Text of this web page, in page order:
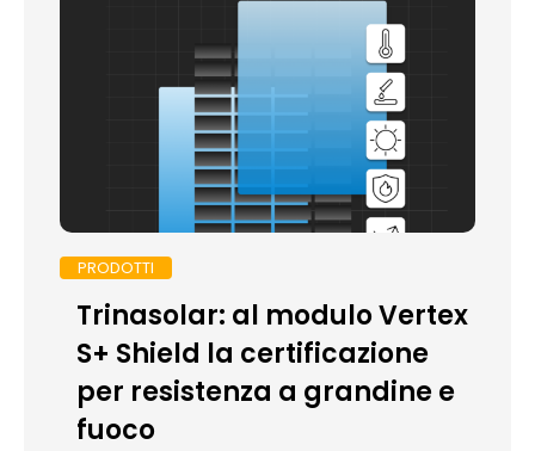
PRODOTTI
Trinasolar: al modulo Vertex
S+ Shield la certificazione
per resistenza a grandine e
fuoco